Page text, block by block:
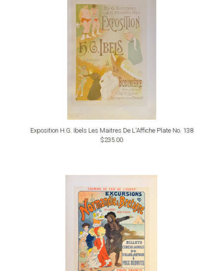
Exposition H.G. Ibels Les Maitres De L'Affiche Plate No. 138
$235.00